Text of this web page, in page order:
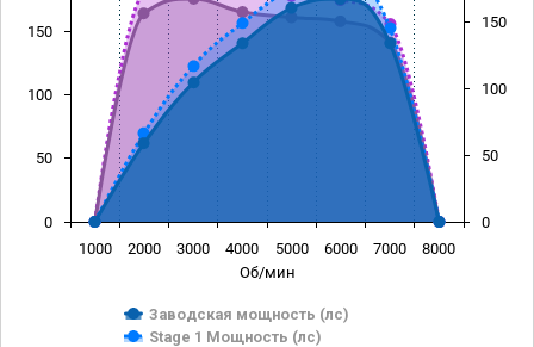
Об/мин
Заводская мощность (лс)
Stage 1 Мощность (лс)
1000 2000 3000 4000 5000 6000 7000 8000
0
50
100
150
0
50
100
150